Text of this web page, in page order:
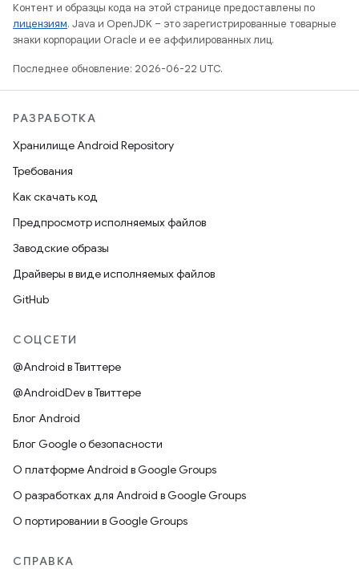
Контент и образцы кода на этой странице предоставлены по
лицензиям. Java и OpenJDK – это зарегистрированные товарные
знаки корпорации Oracle и ее аффилированных лиц.
Последнее обновление: 2026-06-22 UTC.
РАЗРАБОТКА
Хранилище Android Repository
Требования
Как скачать код
Предпросмотр исполняемых файлов
Заводские образы
Драйверы в виде исполняемых файлов
GitHub
СОЦСЕТИ
@Android в Твиттере
@AndroidDev в Твиттере
Блог Android
Блог Google о безопасности
О платформе Android в Google Groups
О разработках для Android в Google Groups
О портировании в Google Groups
СПРАВКА